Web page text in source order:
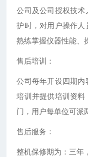
公司及公司授权技
护时，对用户操作
熟练掌握仪器性能、
售后培训：
公司每年开设四期
培训并提供培训资
门，用户每单位可派
售后服务：
整机保修期为：三年